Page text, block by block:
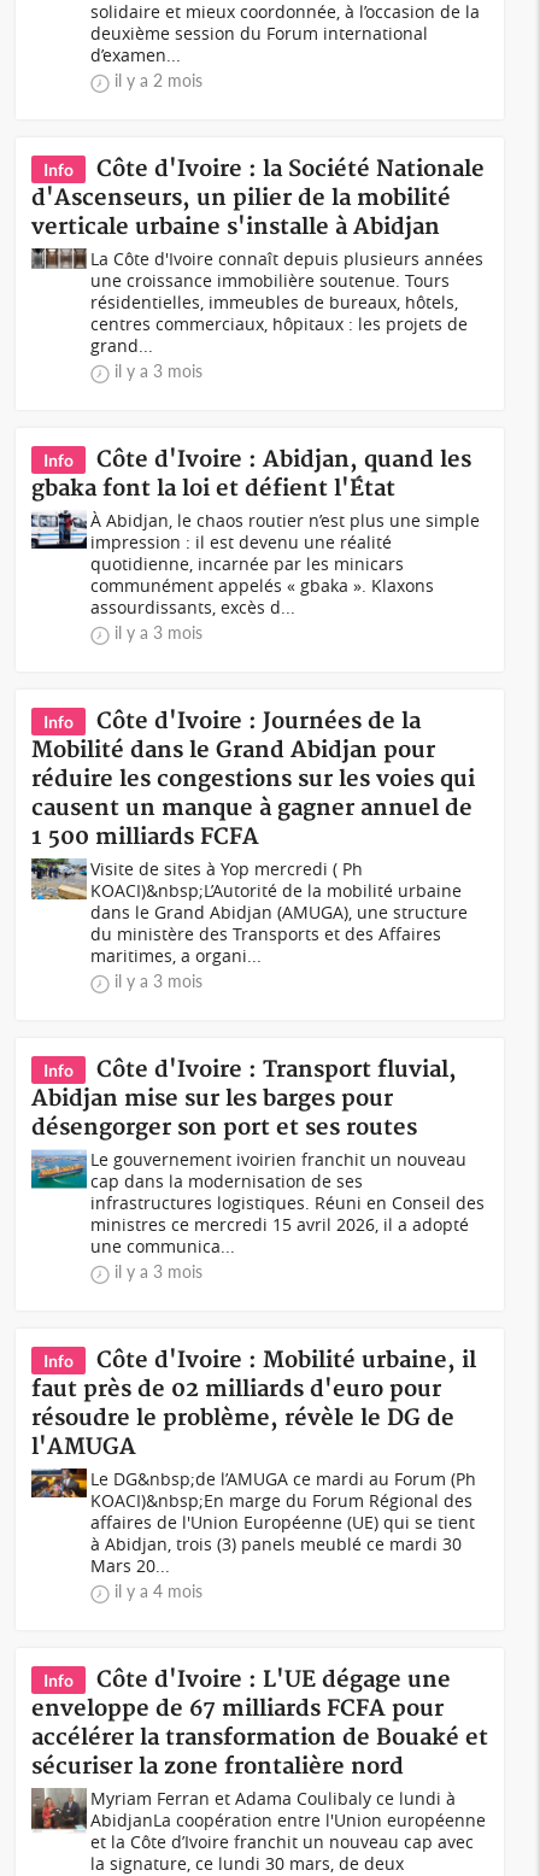
solidaire et mieux coordonnée, à l’occasion de la
deuxième session du Forum international
d’examen...
il y a 2 mois
Info
Côte d'Ivoire : la Société Nationale
d'Ascenseurs, un pilier de la mobilité
verticale urbaine s'installe à Abidjan
La Côte d'Ivoire connaît depuis plusieurs années
une croissance immobilière soutenue. Tours
résidentielles, immeubles de bureaux, hôtels,
centres commerciaux, hôpitaux : les projets de
grand...
il y a 3 mois
Info
Côte d'Ivoire : Abidjan, quand les
gbaka font la loi et défient l'État
À Abidjan, le chaos routier n’est plus une simple
impression : il est devenu une réalité
quotidienne, incarnée par les minicars
communément appelés « gbaka ». Klaxons
assourdissants, excès d...
il y a 3 mois
Info
Côte d'Ivoire : Journées de la
Mobilité dans le Grand Abidjan pour
réduire les congestions sur les voies qui
causent un manque à gagner annuel de
1 500 milliards FCFA
Visite de sites à Yop mercredi ( Ph
KOACI)&nbsp;L’Autorité de la mobilité urbaine
dans le Grand Abidjan (AMUGA), une structure
du ministère des Transports et des Affaires
maritimes, a organi...
il y a 3 mois
Info
Côte d'Ivoire : Transport fluvial,
Abidjan mise sur les barges pour
désengorger son port et ses routes
Le gouvernement ivoirien franchit un nouveau
cap dans la modernisation de ses
infrastructures logistiques. Réuni en Conseil des
ministres ce mercredi 15 avril 2026, il a adopté
une communica...
il y a 3 mois
Info
Côte d'Ivoire : Mobilité urbaine, il
faut près de 02 milliards d'euro pour
résoudre le problème, révèle le DG de
l'AMUGA
Le DG&nbsp;de l’AMUGA ce mardi au Forum (Ph
KOACI)&nbsp;En marge du Forum Régional des
affaires de l'Union Européenne (UE) qui se tient
à Abidjan, trois (3) panels meublé ce mardi 30
Mars 20...
il y a 4 mois
Info
Côte d'Ivoire : L'UE dégage une
enveloppe de 67 milliards FCFA pour
accélérer la transformation de Bouaké et
sécuriser la zone frontalière nord
Myriam Ferran et Adama Coulibaly ce lundi à
AbidjanLa coopération entre l'Union européenne
et la Côte d’Ivoire franchit un nouveau cap avec
la signature, ce lundi 30 mars, de deux